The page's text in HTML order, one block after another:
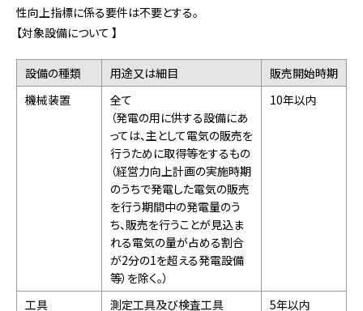
性向上指標に係る要件は不要とする。
【対象設備について 】
設備の種類 用途又は細目
販売開始時期
機械装置
全て
（発電の用に供する設備にあ
っては、主として電気の販売を
行うために取得等をするもの
（経営力向上計画の実施時期
のうちで発電した電気の販売
を行う期間中の発電量のう
ち、販売を行うことが見込ま
れる電気の量が占める割合
が2分の1を超える発電設備
等）を除く。）
10年以内
工具 測定工具及び検査工具
5年以内